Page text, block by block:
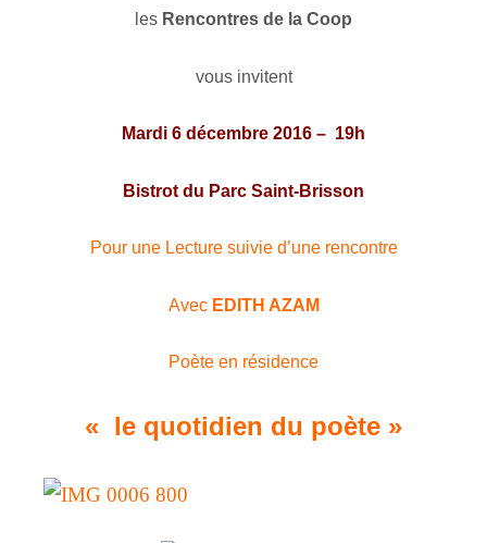
les Rencontres de la Coop
vous invitent
Mardi 6 décembre 2016 – 19h
Bistrot du Parc Saint-Brisson
Pour une Lecture suivie d’une rencontre
Avec EDITH AZAM
Poète en résidence
« le quotidien du poète »